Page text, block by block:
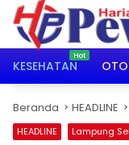
Langsung
konten
KESEHATAN
Beranda HEADLINE
HEADLINE Lampung